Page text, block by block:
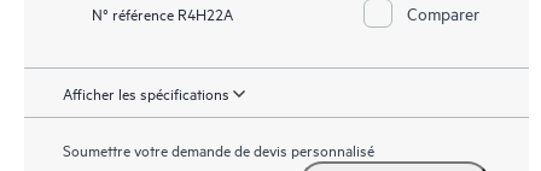
N° référence R4H22A Comparer
Afficher les spécifications
Soumettre votre demande de devis personnalisé